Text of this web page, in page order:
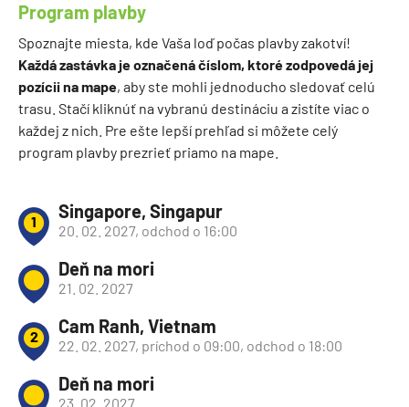
Program plavby
Spoznajte miesta, kde Vaša loď počas plavby zakotví!
Každá zastávka je označená číslom, ktoré zodpovedá jej
pozícii na mape, aby ste mohli jednoducho sledovať celú
trasu. Stačí kliknúť na vybranú destináciu a zistíte viac o
každej z nich. Pre ešte lepší prehľad si môžete celý
program plavby prezrieť priamo na mape.
1 Singapore, Singapur
20. 02. 2027, odchod o 16:00
Deň na mori
21. 02. 2027
2 Cam Ranh, Vietnam
22. 02. 2027, príchod o 09:00, odchod o 18:00
Deň na mori
23. 02. 2027